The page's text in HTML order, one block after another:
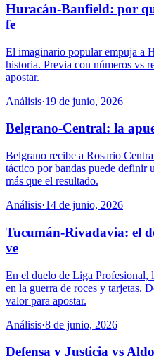
Huracán-Banfield: por
fe
El imaginario popular empuja a
historia. Previa con números vs
apostar.
Análisis·19 de junio, 2026
Belgrano-Central: la
Belgrano recibe a Rosario
táctico por bandas puede definir
más que el resultado.
Análisis·14 de junio, 2026
Tucumán-Rivadavia: el
ve
En el duelo de Liga Profesional,
en la guerra de roces y tarjetas.
valor para apostar.
Análisis·8 de junio, 2026
Defensa y Justicia vs